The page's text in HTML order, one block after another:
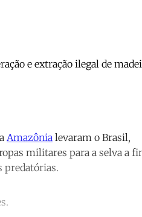
e extração ilegal de
Amazônia levaram o Brasil,
militares para a selva a
predatórias.